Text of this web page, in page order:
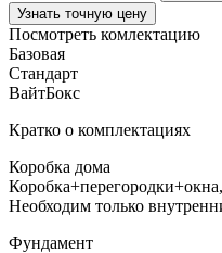
Узнать точную цену
Посмотреть комлектацию
Базовая
Стандарт
ВайтБокс
Кратко о комплектациях
Коробка дома
Необходим только
Фундамент